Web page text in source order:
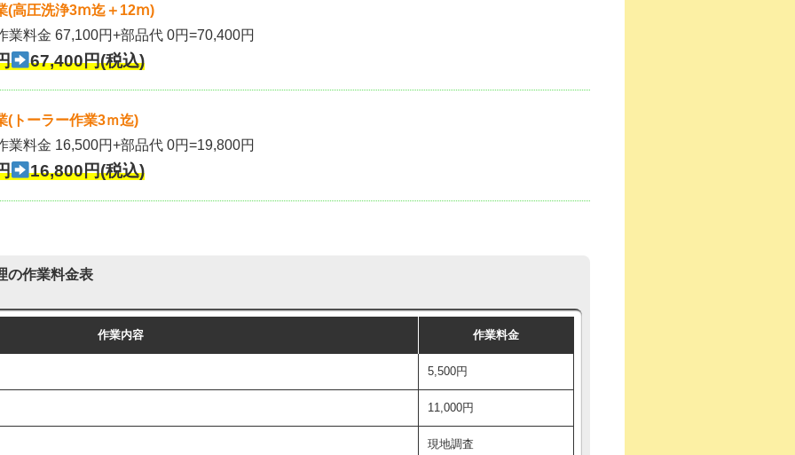
(高圧洗浄3ⅿ迄＋12ⅿ)
業料金 67,100円+部品代 0円=70,400円
67,400円(税込)
(トーラー作業3ｍ迄)
業料金 16,500円+部品代 0円=19,800円
16,800円(税込)
の作業料金表
作業内容 作業料金
5,500円
11,000円
現地調査